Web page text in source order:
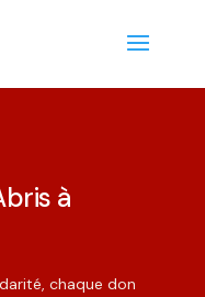
à
chaque don